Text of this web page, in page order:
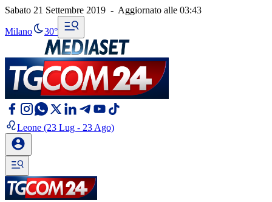
Sabato 21 Settembre 2019 - Aggiornato alle 03:43
Milano 30°
Leone (23 Lug - 23 Ago)